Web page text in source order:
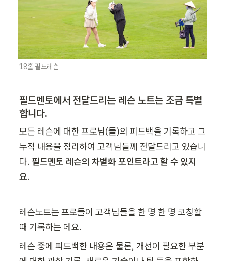
18홀 필드레슨
필드멘토에서 전달드리는 레슨 노트는 조금 특별
합니다.
모든 레슨에 대한 프로님(들)의 피드백을 기록하고 그
누적 내용을 정리하여 고객님들께 전달드리고 있습니
다. 필드멘토 레슨의 차별화 포인트라고 할 수 있지
요.
레슨노트는 프로들이 고객님들을 한 명 한 명 코칭할
때 기록하는 데요.
레슨 중에 피드백한 내용은 물론, 개선이 필요한 부분